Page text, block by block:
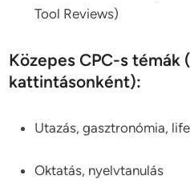
Tool Reviews)
Közepes CPC-s témák
kattintásonként):
Utazás, gasztronómia,
Oktatás, nyelvtanulás